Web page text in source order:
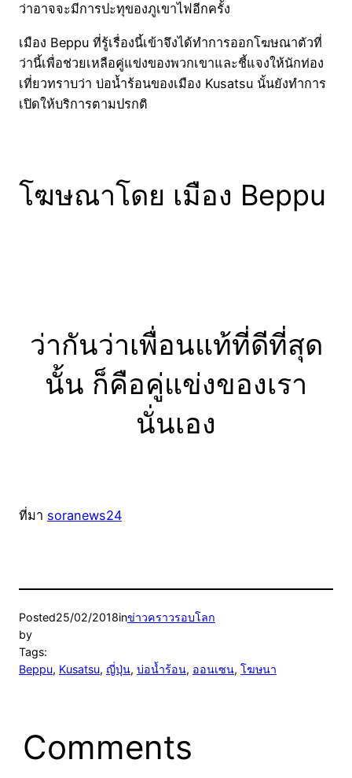
ว่าอาจจะมีการปะทุของภูเขาไฟอีกครั้ง
เมือง Beppu ที่รู้เรื่องนี้เข้าจึงได้ทำการออกโฆษณาตัวที่
ว่านี้เพื่อช่วยเหลือคู่แข่งของพวกเขาและชี้แจงให้นักท่อง
เที่ยวทราบว่า บ่อน้ำร้อนของเมือง Kusatsu นั้นยังทำการ
เปิดให้บริการตามปรกติ
โฆษณาโดย เมือง Beppu
ว่ากันว่าเพื่อนแท้ที่ดีที่สุด
นั้น ก็คือคู่แข่งของเรา
นั่นเอง
ที่มา soranews24
Posted25/02/2018inข่าวคราวรอบโลก
by
Tags:
Beppu, Kusatsu, ญี่ปุ่น, บ่อน้ำร้อน, ออนเซน, โฆษนา
Comments